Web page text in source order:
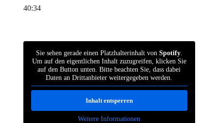
40:34
Sie sehen gerade einen Platzhalterinhalt von Spotify.
Um auf den eigentlichen Inhalt zuzugreifen, klicken Sie
auf den Button unten. Bitte beachten Sie, dass dabei
Daten an Drittanbieter weitergegeben werden.
Inhalt entsperren
Weitere Informationen